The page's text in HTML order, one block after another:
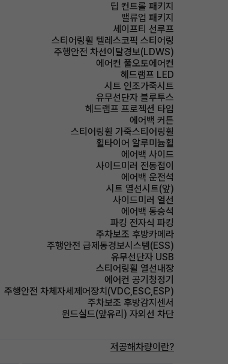
딥 컨트롤 패키지
밸류업 패키지
세이프티 선루프
스티어링휠 텔레스코픽 스티어링
주행안전 차선이탈경보(LDWS)
에어컨 풀오토에어컨
헤드램프 LED
시트 인조가죽시트
유무선단자 블루투스
헤드램프 프로젝션 타입
에어백 커튼
스티어링휠 가죽스티어링휠
휠타이어 알루미늄휠
에어백 사이드
사이드미러 전동접이
에어백 운전석
시트 열선시트(앞)
사이드미러 열선
에어백 동승석
파킹 전자식 파킹
주차보조 후방카메라
주행안전 급제동경보시스템(ESS)
유무선단자 USB
스티어링휠 열선내장
에어컨 공기청정기
주행안전 차체자세제어장치(VDC,ESC,ESP)
주차보조 후방감지센서
윈드실드(앞유리) 자외선 차단
저공해차량이란?